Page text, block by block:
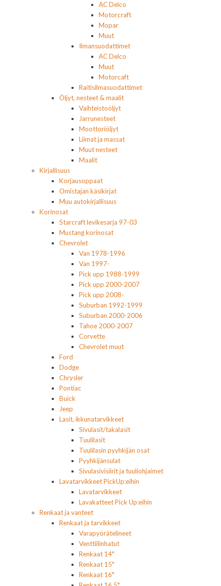
AC Delco
Motorcraft
Mopar
Muut
Ilmansuodattimet
AC Delco
Muut
Motorcaft
Raitisilmasuodattimet
Öljyt, nesteet & maalit
Vaihteistoöljyt
Jarrunesteet
Moottoriöljyt
Liimat ja massat
Muut nesteet
Maalit
Kirjallisuus
Korjausoppaat
Omistajan käsikirjat
Muu autokirjallisuus
Korinosat
Starcraft levikesarja 97-03
Mustang korinosat
Chevrolet
Van 1978-1996
Van 1997-
Pick upp 1988-1999
Pick upp 2000-2007
Pick upp 2008-
Suburban 1992-1999
Suburban 2000-2006
Tahoe 2000-2007
Corvette
Chevrolet muut
Ford
Dodge
Chrysler
Pontiac
Buick
Jeep
Lasit, ikkunatarvikkeet
Sivulasit/takalasit
Tuulilasit
Tuulilasin pyyhkijän osat
Pyyhkijänsulat
Sivulasivisiirit ja tuuliohjaimet
Lavatarvikkeet PickUp:eihin
Lavatarvikkeet
Lavakatteet Pick Up:eihin
Renkaat ja vanteet
Renkaat ja tarvikkeet
Varapyörätelineet
Venttiilinhatut
Renkaat 14"
Renkaat 15"
Renkaat 16"